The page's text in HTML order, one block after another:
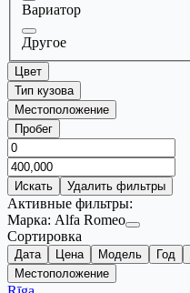
Вариатор
Другое
Цвет
Тип кузова
Местоположение
Пробег
Искать Удалить фильтры
Активные фильтры:
Марка: Alfa Romeo
Сортировка
Дата Цена Модель Год
Местоположение